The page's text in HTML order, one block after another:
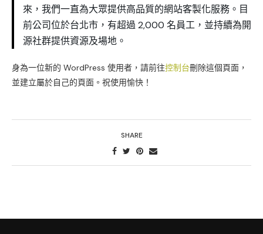
來，我們一直為大眾提供高品質的網站客製化服務。目
前公司位於台北市，有超過 2,000 名員工，並持續為開
源社群提供資源及場地。
身為一位新的 WordPress 使用者，請前往控制台刪除這個頁面，
並建立屬於自己的頁面。祝使用愉快！
SHARE